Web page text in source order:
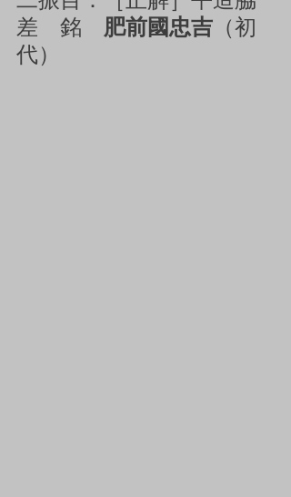
差　銘 肥前國忠吉 （初
代）